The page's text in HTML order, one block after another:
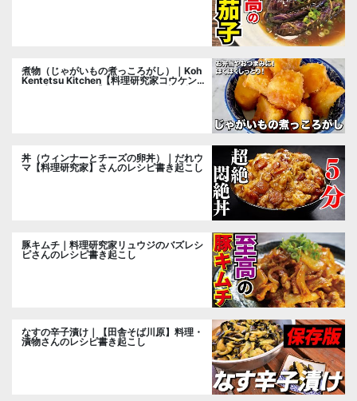
煮物（じゃがいもの煮っころがし）｜Koh
Kentetsu Kitchen【料理研究家コウケンテ
丼（ウィンナーとチーズの卵丼）｜だれウ
マ【料理研究家】さんのレシピ書き起こし
豚キムチ｜料理研究家リュウジのバズレシ
ピさんのレシピ書き起こし
なすの辛子漬け｜【田舎そば川原】料理・
漬物さんのレシピ書き起こし